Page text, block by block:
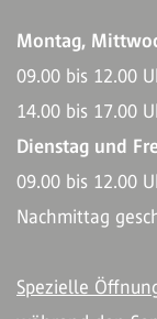
Montag,
09.00 bis 12.00
14.00 bis 17.00
Dienstag und
09.00 bis 12.00
Nachmittag
Spezielle